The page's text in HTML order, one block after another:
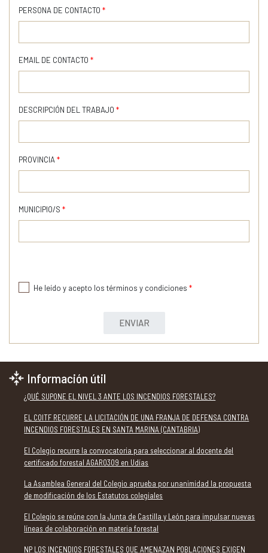
PERSONA DE CONTACTO *
EMAIL DE CONTACTO *
DESCRIPCIÓN DEL TRABAJO *
PROVINCIA *
MUNICIPIO/S *
He leído y acepto los términos y condiciones *
ENVIAR
Información útil
¿QUÉ SUPONE EL NIVEL 3 ANTE LOS INCENDIOS FORESTALES?
EL COITF RECURRE LA LICITACIÓN DE UNA FRANJA DE DEFENSA CONTRA
INCENDIOS FORESTALES EN SANTA MARINA (CANTABRIA)
El Colegio recurre la convocatoria para seleccionar al docente del
certificado forestal AGAR0309 en Udías
La Asamblea General del Colegio aprueba por unanimidad la propuesta
de modificación de los Estatutos colegiales
El Colegio se reúne con la Junta de Castilla y León para impulsar nuevas
líneas de colaboración en materia forestal
NP LOS INCENDIOS FORESTALES QUE AMENAZAN POBLACIONES EXIGEN